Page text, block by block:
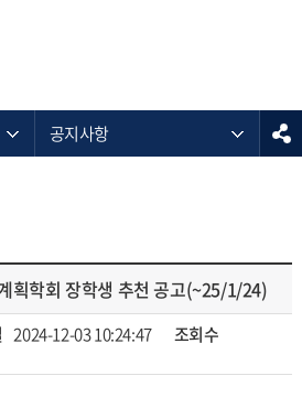
공지사항
획학회 장학생 추천 공고(~25/1/24)
2024-12-03 10:24:47 조회수